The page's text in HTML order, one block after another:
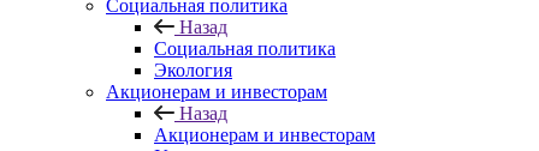
Социальная политика
Назад
Социальная политика
Экология
Акционерам и инвесторам
Назад
Акционерам и инвесторам